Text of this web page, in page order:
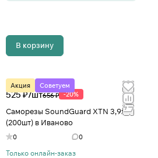
В корзину
Акция Советуем
525 ₽/шт656 ₽ -20%
Саморезы SoundGuard XTN 3,9х55
(200шт) в Иваново
0 0
Только онлайн-заказ